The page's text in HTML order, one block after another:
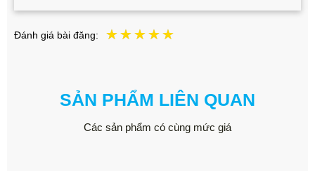
Đánh giá bài đăng:
SẢN PHẨM LIÊN QUAN
Các sản phẩm có cùng mức giá